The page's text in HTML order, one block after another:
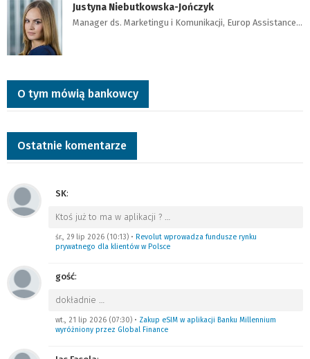
Justyna Niebutkowska-Jończyk
Manager ds. Marketingu i Komunikacji, Europ Assistance…
O tym mówią bankowcy
Ostatnie komentarze
SK:
Ktoś już to ma w aplikacji ? …
śr., 29 lip 2026 (10:13) • Revolut wprowadza fundusze rynku
prywatnego dla klientów w Polsce
gość:
dokładnie …
wt., 21 lip 2026 (07:30) • Zakup eSIM w aplikacji Banku Millennium
wyróżniony przez Global Finance